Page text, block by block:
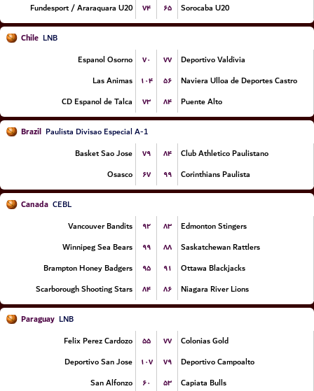
Fundesport / Araraquara U20
۷۴ ۶۵ Sorocaba U20
Chile LNB
Espanol Osorno
۷۰ ۷۷
Deportivo Valdivia
Las Animas
۱۰۴ ۵۶
Naviera Ulloa de Deportes Castro
CD Espanol de Talca
۷۳ ۸۴ Puente Alto
Brazil Paulista Divisao Especial A-1
Basket Sao Jose
۷۹ ۸۴
Club Athletico Paulistano
Osasco
۶۷ ۹۹ Corinthians Paulista
Canada CEBL
Vancouver Bandits
۹۲ ۸۳
Edmonton Stingers
Winnipeg Sea Bears
۹۹ ۸۸
Saskatchewan Rattlers
Brampton Honey Badgers
۹۵ ۹۱
Ottawa Blackjacks
Scarborough Shooting Stars
۸۴ ۸۶ Niagara River Lions
Paraguay LNB
Felix Perez Cardozo
۵۵ ۷۷
Colonias Gold
Deportivo San Jose
۱۰۷ ۷۹
Deportivo Campoalto
San Alfonzo
۶۰ ۵۳ Capiata Bulls